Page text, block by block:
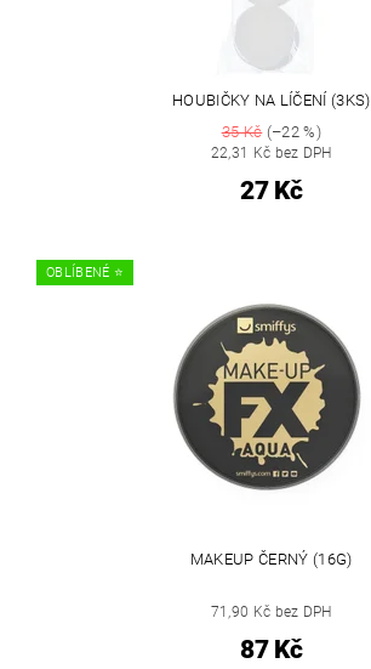
HOUBIČKY NA LÍČENÍ (3KS)
35 Kč(–22 %)
22,31 Kč bez DPH
27 Kč
OBLÍBENÉ ⭐️
MAKEUP ČERNÝ (16G)
71,90 Kč bez DPH
87 Kč